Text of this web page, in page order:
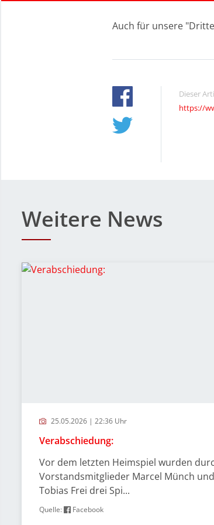
Auch für unsere
Dieser
https://
Weitere News
25.05.2026 | 22:36 Uhr
Verabschiedung:
Vor dem letzten Heimspiel wurden
Vorstandsmitglieder Marcel Münch und
Tobias Frei drei Spi...
Quelle: Facebook